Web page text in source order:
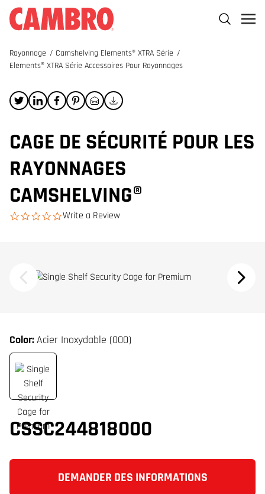
Rayonnage / Camshelving Elements® XTRA Série /
Elements® XTRA Série Accessoires Pour Rayonnages
CAGE DE SÉCURITÉ POUR LES
RAYONNAGES
CAMSHELVING®
0.0 star rating
Write a Review
Color: Acier Inoxydable (000)
CSSC244818000
DEMANDER DES INFORMATIONS